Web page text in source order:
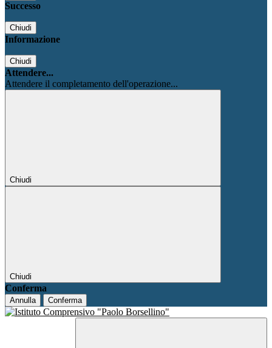
Successo
Chiudi
Informazione
Chiudi
Attendere...
Attendere il completamento dell'operazione...
Chiudi
Chiudi
Conferma
Annulla Conferma